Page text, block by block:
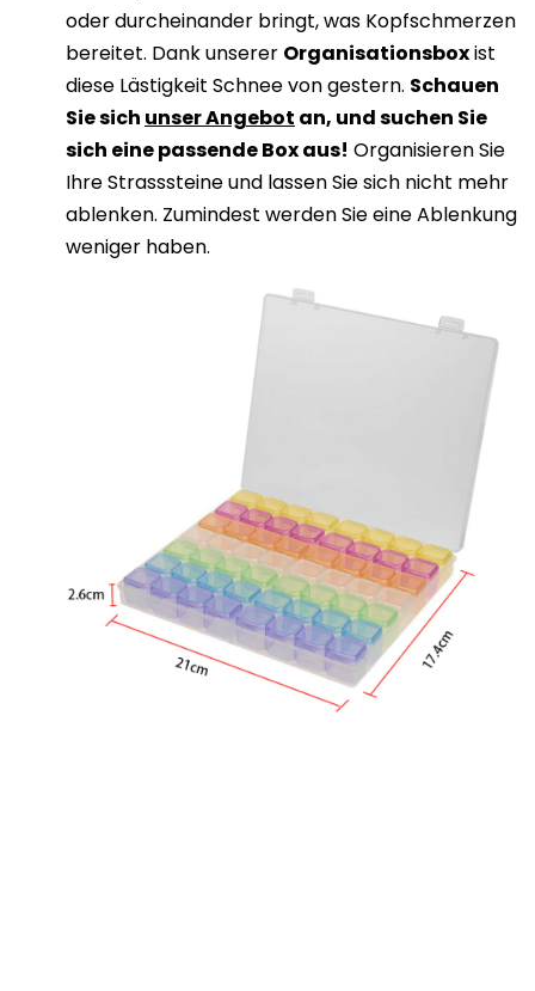
oder durcheinander bringt, was Kopfschmerzen
bereitet. Dank unserer Organisationsboxist
diese Lästigkeit Schnee von gestern. Schauen
Sie sich unser Angebot an, und suchen Sie
sich eine passende Box aus! Organisieren Sie
Ihre Strasssteine und lassen Sie sich nicht mehr
ablenken. Zumindest werden Sie eine Ablenkung
weniger haben.